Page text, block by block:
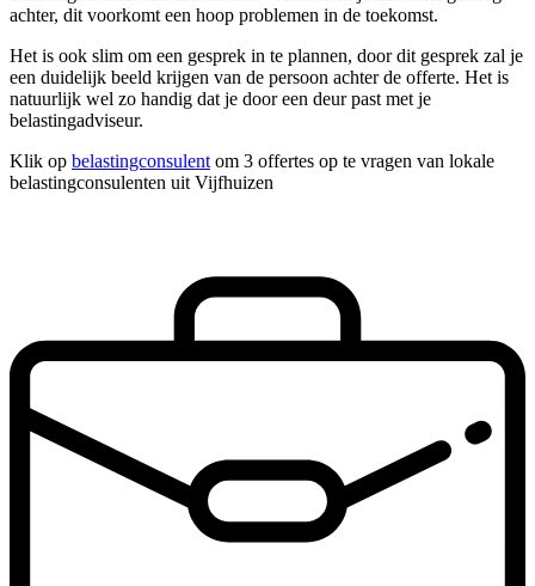
achter, dit voorkomt een hoop problemen in de toekomst.
Het is ook slim om een gesprek in te plannen, door dit gesprek zal je
een duidelijk beeld krijgen van de persoon achter de offerte. Het is
natuurlijk wel zo handig dat je door een deur past met je
belastingadviseur.
Klik op belastingconsulent om 3 offertes op te vragen van lokale
belastingconsulenten uit Vijfhuizen